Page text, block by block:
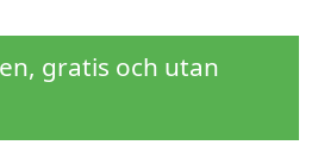
gratis och utan